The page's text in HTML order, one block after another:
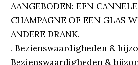
AANGEBODEN: EEN
CHAMPAGNE OF EEN GLAS
ANDERE DRANK.
, Bezienswaardigheden &
Bezienswaardigheden &